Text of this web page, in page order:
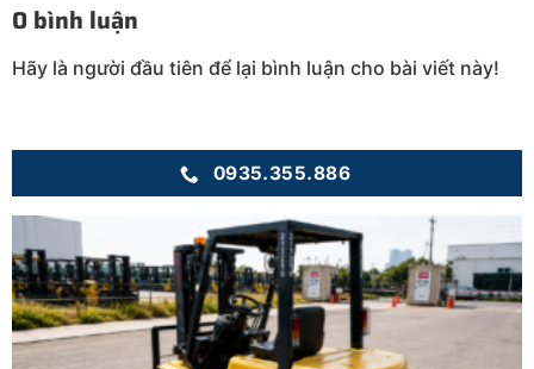
0 bình luận
Hãy là người đầu tiên để lại bình luận cho bài viết này!
0935.355.886